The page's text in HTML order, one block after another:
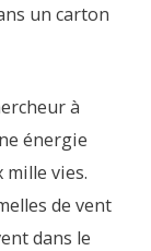
un carton
à
énergie
mille vies.
de vent
dans le